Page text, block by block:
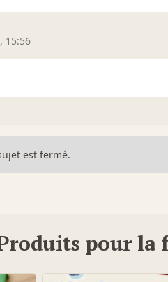
15:56
est fermé.
pour la